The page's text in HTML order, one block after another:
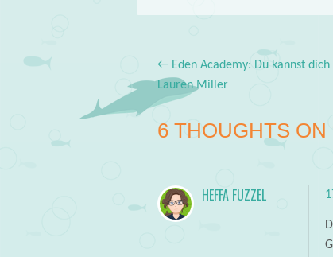
Post
←Eden Academy: Du kannst
Lauren Miller
6 THOUGHTS ON
HEFFA FUZZEL